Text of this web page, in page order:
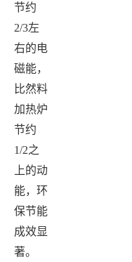
节约
2/3左
右的电
磁能，
比然料
加热炉
节约
1/2之
上的动
能，环
保节能
成效显
著。